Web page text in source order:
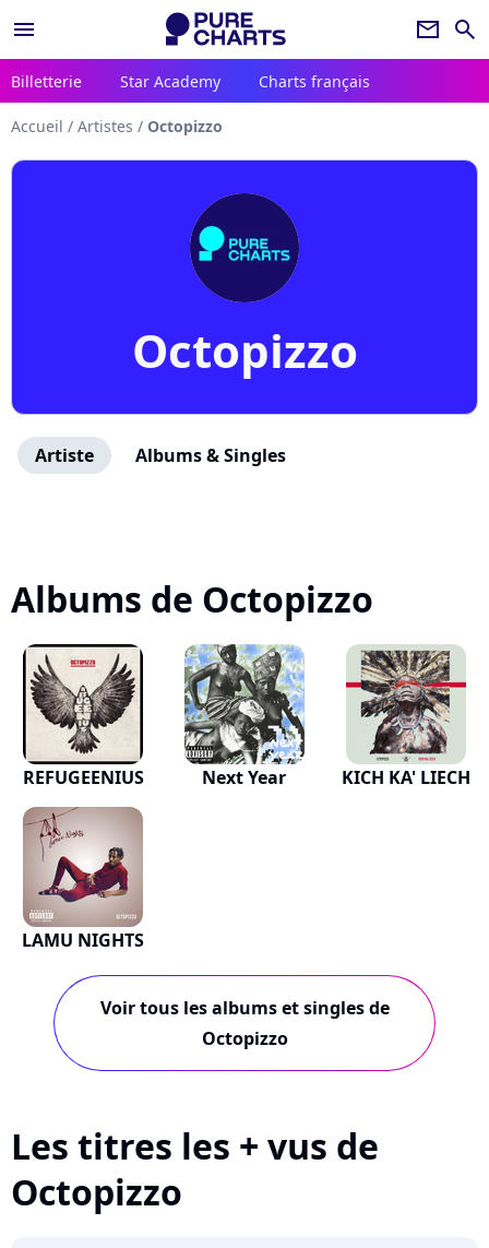
menu newsletter search
Billetterie Star Academy Charts français
Accueil / Artistes / Octopizzo
Octopizzo
Artiste Albums & Singles
Albums de Octopizzo
REFUGEENIUS Next Year KICH KA' LIECH
LAMU NIGHTS
Voir tous les albums et singles de
Octopizzo
Les titres les + vus de
Octopizzo